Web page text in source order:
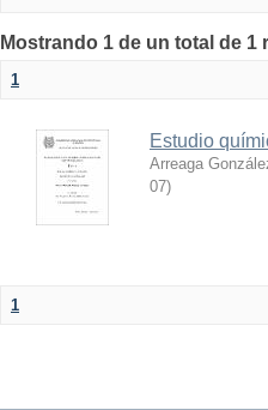
Mostrando 1 de un total de 1
1
Estudio
Arreaga
07)
1